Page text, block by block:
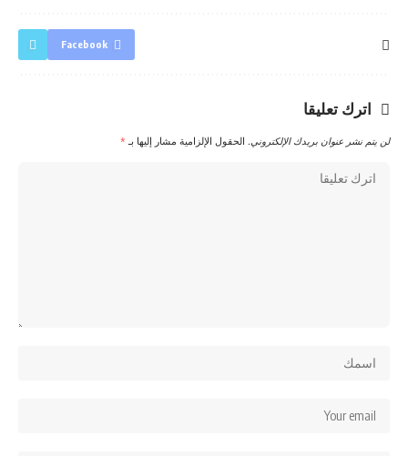
Facebook
اترك تعليقا
لن يتم نشر عنوان بريدك الإلكتروني. الحقول الإلزامية مشار إليها بـ *